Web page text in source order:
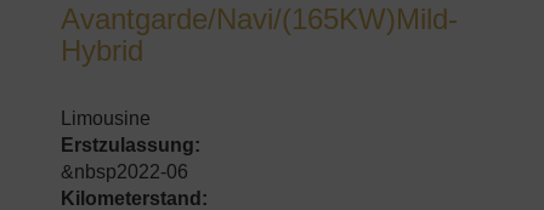
Avantgarde/Navi/(165KW)Mild-
Hybrid
Limousine
Erstzulassung:
&nbsp2022-06
Kilometerstand: